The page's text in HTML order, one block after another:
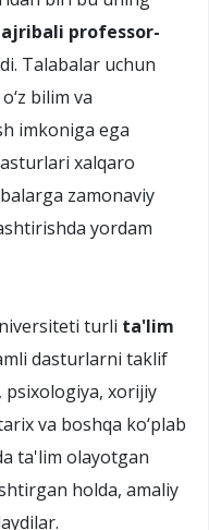
professor-
Talabalar uchun
bilim va
imkoniga ega
xalqaro
zamonaviy
yordam
turli ta'lim
dasturlarni taklif
psixologiya, xorijiy
va boshqa ko‘plab
ta'lim olayotgan
holda, amaliy